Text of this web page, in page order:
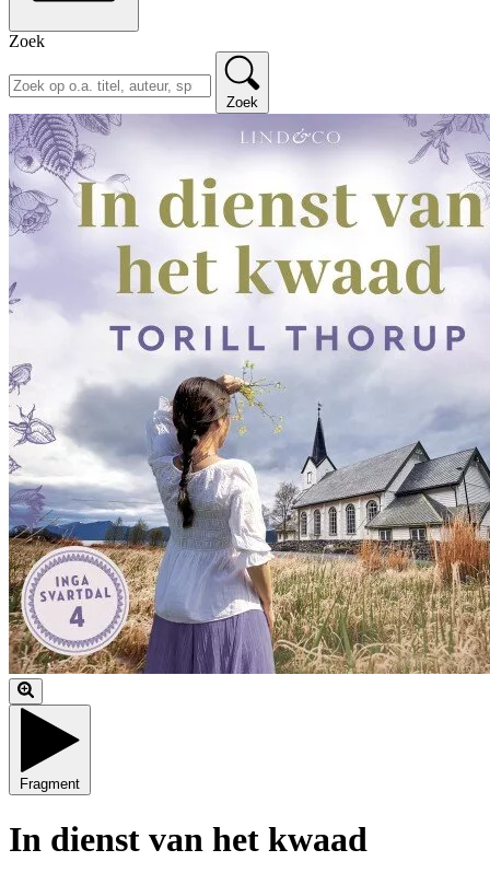
Zoek
Zoek
Fragment
In dienst van het kwaad